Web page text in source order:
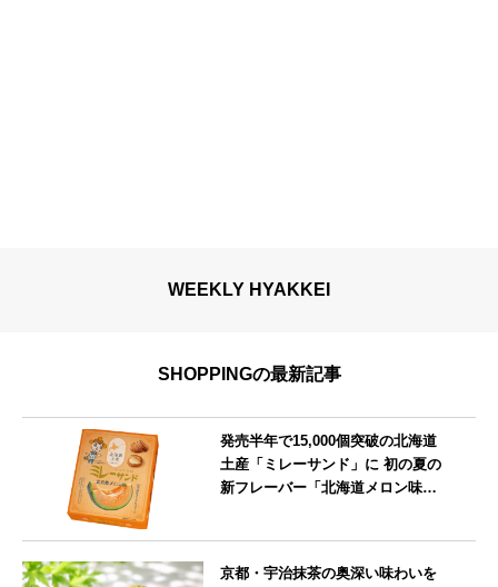
WEEKLY HYAKKEI
SHOPPINGの最新記事
発売半年で15,000個突破の北海道
土産「ミレーサンド」に 初の夏の
新フレーバー「北海道メロン味」
京都・宇治抹茶の奥深い味わいを